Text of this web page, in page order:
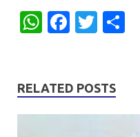
W
s
A
F
b
o
T
er
RELATED POSTS